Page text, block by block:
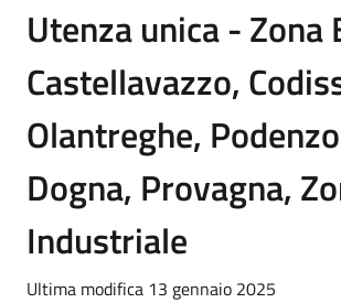
Utenza unica - Zona
Castellavazzo,
Olantreghe,
Dogna, Provagna,
Industriale
Ultima modifica 13 gennaio 2025